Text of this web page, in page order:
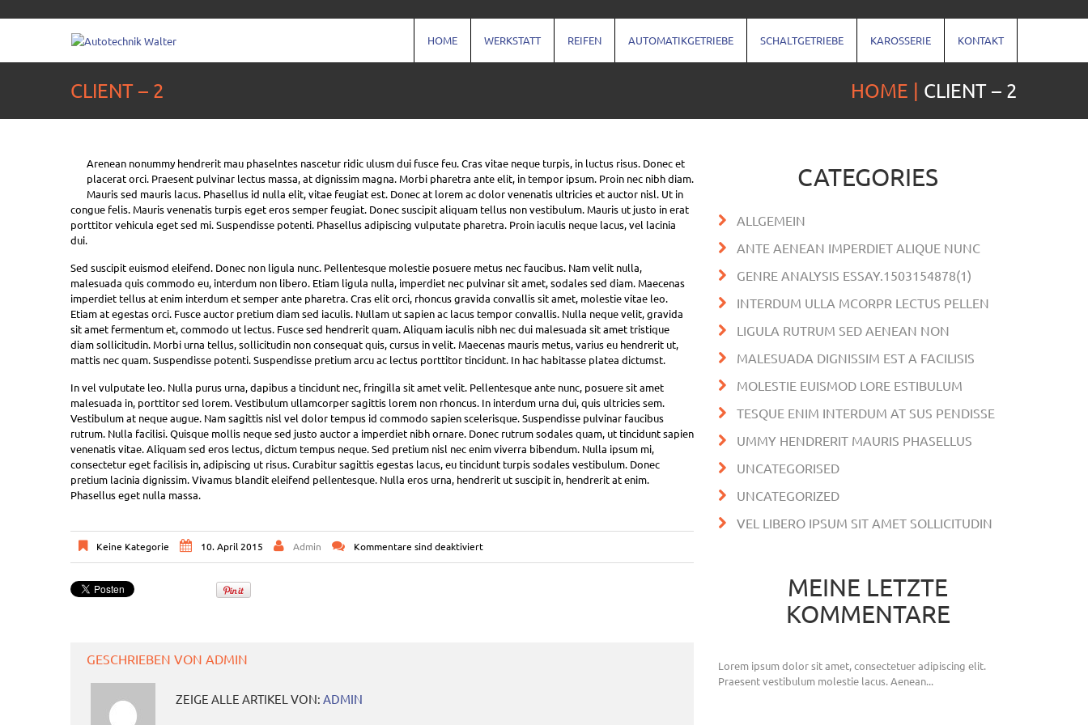
HOME WERKSTATT REIFEN AUTOMATIKGETRIEBE SCHALTGETRIEBE KAROSSERIE KONTAKT
CLIENT – 2 HOME CLIENT – 2
Arenean nonummy hendrerit mau phaselntes nascetur ridic ulusm dui fusce feu. Cras vitae neque turpis, in luctus risus. Donec et
placerat orci. Praesent pulvinar lectus massa, at dignissim magna. Morbi pharetra ante elit, in tempor ipsum. Proin nec nibh diam.
Mauris sed mauris lacus. Phasellus id nulla elit, vitae feugiat est. Donec at lorem ac dolor venenatis ultricies et auctor nisl. Ut in
congue felis. Mauris venenatis turpis eget eros semper feugiat. Donec suscipit aliquam tellus non vestibulum. Mauris ut justo in erat
porttitor vehicula eget sed mi. Suspendisse potenti. Phasellus adipiscing vulputate pharetra. Proin iaculis neque lacus, vel lacinia
dui.
Sed suscipit euismod eleifend. Donec non ligula nunc. Pellentesque molestie posuere metus nec faucibus. Nam velit nulla,
malesuada quis commodo eu, interdum non libero. Etiam ligula nulla, imperdiet nec pulvinar sit amet, sodales sed diam. Maecenas
imperdiet tellus at enim interdum et semper ante pharetra. Cras elit orci, rhoncus gravida convallis sit amet, molestie vitae leo.
Etiam at egestas orci. Fusce auctor pretium diam sed iaculis. Nullam ut sapien ac lacus tempor convallis. Nulla neque velit, gravida
sit amet fermentum et, commodo ut lectus. Fusce sed hendrerit quam. Aliquam iaculis nibh nec dui malesuada sit amet tristique
diam sollicitudin. Morbi urna tellus, sollicitudin non consequat quis, cursus in velit. Maecenas mauris metus, varius eu hendrerit ut,
mattis nec quam. Suspendisse potenti. Suspendisse pretium arcu ac lectus porttitor tincidunt. In hac habitasse platea dictumst.
In vel vulputate leo. Nulla purus urna, dapibus a tincidunt nec, fringilla sit amet velit. Pellentesque ante nunc, posuere sit amet
malesuada in, porttitor sed lorem. Vestibulum ullamcorper sagittis lorem non rhoncus. In interdum urna dui, quis ultricies sem.
Vestibulum at neque augue. Nam sagittis nisl vel dolor tempus id commodo sapien scelerisque. Suspendisse pulvinar faucibus
rutrum. Nulla facilisi. Quisque mollis neque sed justo auctor a imperdiet nibh ornare. Donec rutrum sodales quam, ut tincidunt sapien
venenatis vitae. Aliquam sed eros lectus, dictum tempus neque. Sed pretium nisl nec enim viverra bibendum. Nulla ipsum mi,
consectetur eget facilisis in, adipiscing ut risus. Curabitur sagittis egestas lacus, eu tincidunt turpis sodales vestibulum. Donec
pretium lacinia dignissim. Vivamus blandit eleifend pellentesque. Nulla eros urna, hendrerit ut suscipit in, hendrerit at enim.
Phasellus eget nulla massa.
Keine Kategorie 10. April 2015 Admin Kommentare sind deaktiviert
GESCHRIEBEN VON ADMIN
ZEIGE ALLE ARTIKEL VON: ADMIN
CATEGORIES
ALLGEMEIN
ANTE AENEAN IMPERDIET ALIQUE NUNC
GENRE ANALYSIS ESSAY.1503154878(1)
INTERDUM ULLA MCORPR LECTUS PELLEN
LIGULA RUTRUM SED AENEAN NON
MALESUADA DIGNISSIM EST A FACILISIS
MOLESTIE EUISMOD LORE ESTIBULUM
TESQUE ENIM INTERDUM AT SUS PENDISSE
UMMY HENDRERIT MAURIS PHASELLUS
UNCATEGORISED
UNCATEGORIZED
VEL LIBERO IPSUM SIT AMET SOLLICITUDIN
MEINE LETZTE
KOMMENTARE
Lorem ipsum dolor sit amet, consectetuer adipiscing elit.
Praesent vestibulum molestie lacus. Aenean...